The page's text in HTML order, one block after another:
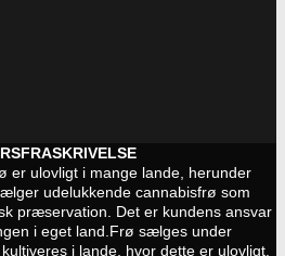
er ulovligt i mange lande, herunder
udelukkende cannabisfrø som
præservation. Det er kundens ansvar
i eget land. Frø sælges under
i lande, hvor dette er ulovligt.